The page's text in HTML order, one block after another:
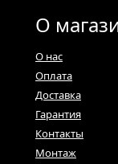
О
О нас
Оплата
Доставка
Гарантия
Контакты
Монтаж